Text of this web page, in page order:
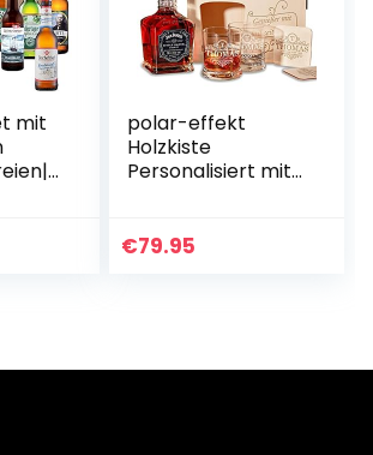
mit
polar-effekt
Holzkiste
Personalisiert mit
Barrel Tennessee
€79.95